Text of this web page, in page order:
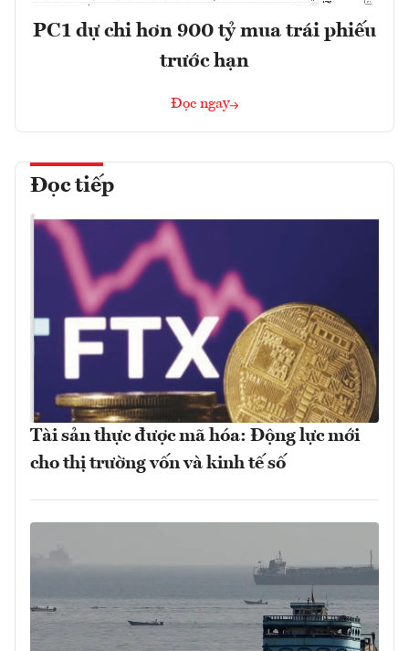
PC1 dự chi hơn 900 tỷ mua trái phiếu
trước hạn
Đọc ngay
Đọc tiếp
Tài sản thực được mã hóa: Động lực mới
cho thị trường vốn và kinh tế số